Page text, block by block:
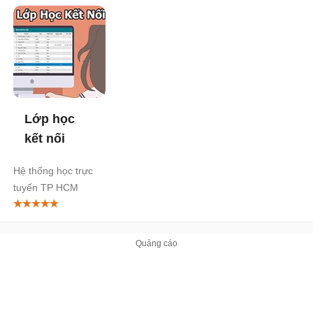
Lớp học
kết nối
Hệ thống học trực
tuyến TP HCM